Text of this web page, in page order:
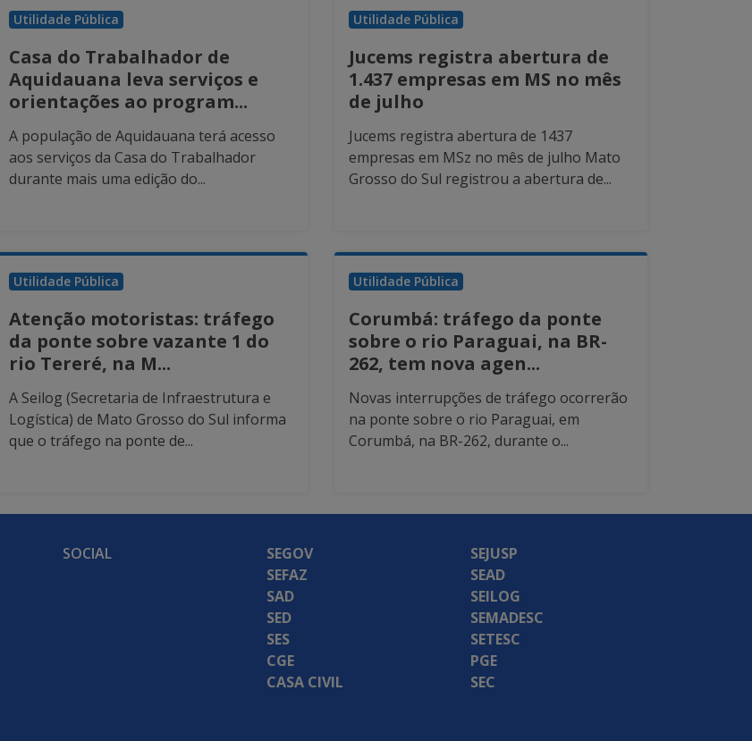
Utilidade Pública
Casa do Trabalhador de
Aquidauana leva serviços e
orientações ao program...
A população de Aquidauana terá acesso
aos serviços da Casa do Trabalhador
durante mais uma edição do...
Utilidade Pública
Jucems registra abertura de
1.437 empresas em MS no mês
de julho
Jucems registra abertura de 1437
empresas em MSz no mês de julho Mato
Grosso do Sul registrou a abertura de...
Utilidade Pública
Atenção motoristas: tráfego
da ponte sobre vazante 1 do
rio Tereré, na M...
A Seilog (Secretaria de Infraestrutura e
Logística) de Mato Grosso do Sul informa
que o tráfego na ponte de...
Utilidade Pública
Corumbá: tráfego da ponte
sobre o rio Paraguai, na BR-
262, tem nova agen...
Novas interrupções de tráfego ocorrerão
na ponte sobre o rio Paraguai, em
Corumbá, na BR-262, durante o...
SOCIAL
SEGOV
SEFAZ
SAD
SED
SES
CGE
CASA CIVIL
SEJUSP
SEAD
SEILOG
SEMADESC
SETESC
PGE
SEC